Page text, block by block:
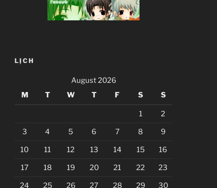
LỊCH
August 2026
M
T W T F S S
1 2
3 4 5 6 7 8 9
10 11 12 13 14 15 16
17 18 19 20 21 22 23
24 25 26 27 28 29 30